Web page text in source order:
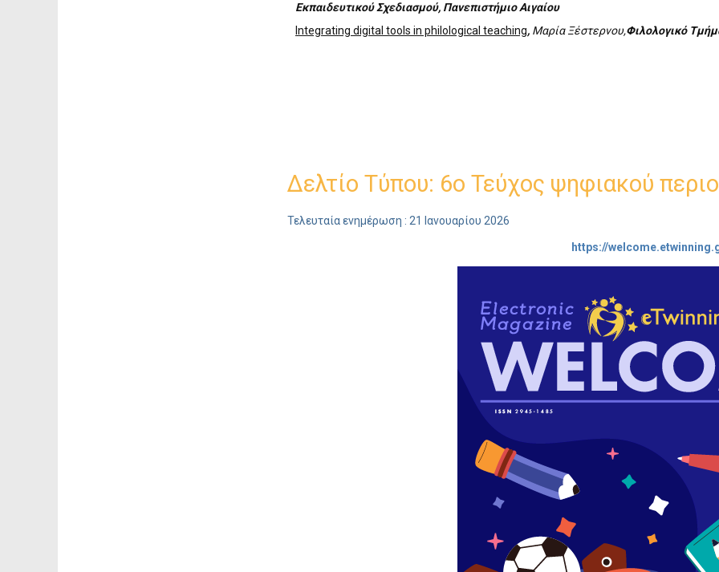
ΕκπαιδευτικούΣχεδιασμού, Πανεπιστήμιο Αιγαίου
Integrating digital tools in philological teaching, Μαρία Ξέστερνου,Φιλολογικό
Δελτίο Τύπου: 6ο Τεύχος ψηφιακού
Τελευταία ενημέρωση : 21 Ιανουαρίου 2026
https://